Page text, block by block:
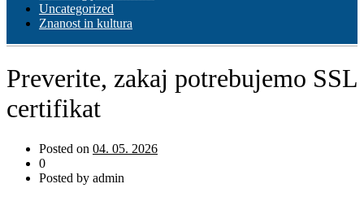
Uncategorized
Znanost in kultura
Preverite, zakaj potrebujemo SSL
certifikat
Posted on 04. 05. 2026
0
Posted by admin